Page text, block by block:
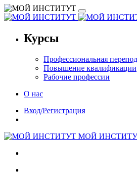
Курсы
Профессиональная
Повышение квалификации
Рабочие профессии
О нас
Вход/Регистрация
МОЙ